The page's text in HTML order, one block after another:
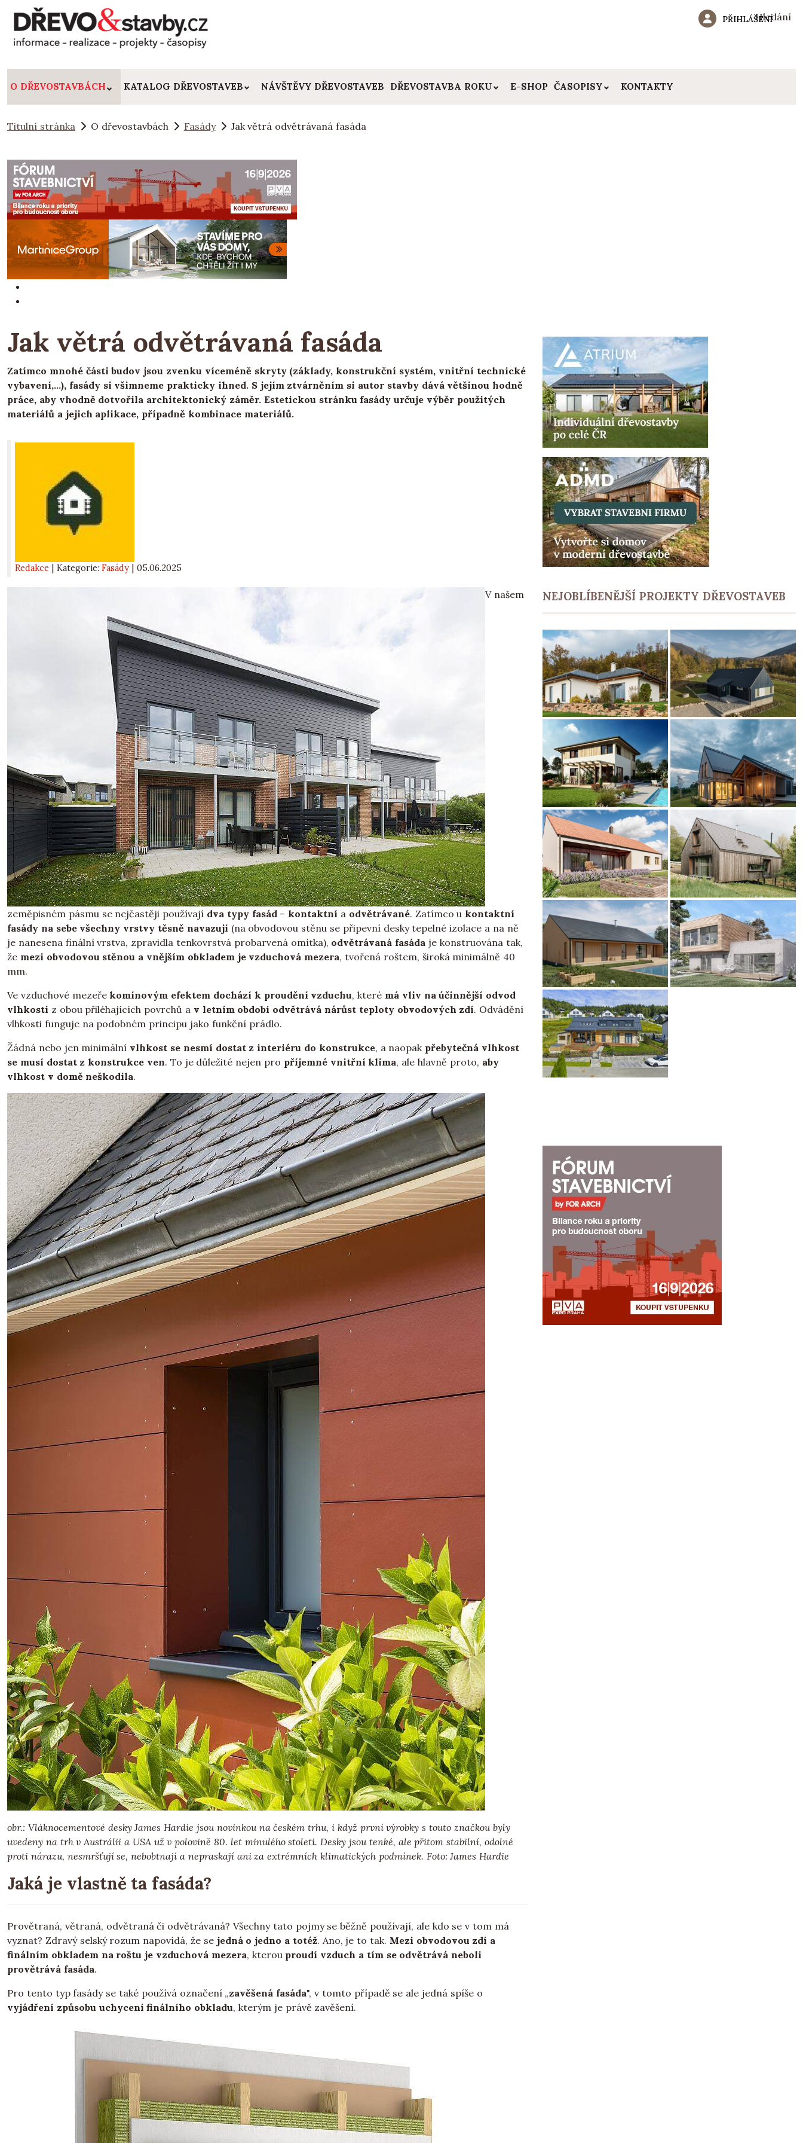
Hledání
PŘIHLÁŠENÍ
O DŘEVOSTAVBÁCH KATALOG DŘEVOSTAVEB NÁVŠTĚVY DŘEVOSTAVEB DŘEVOSTAVBA ROKU E-SHOP ČASOPISY KONTAKTY
Titulní stránka O dřevostavbách Fasády Jak větrá odvětrávaná fasáda
Jak větrá odvětrávaná fasáda
Zatímco mnohé části budov jsou zvenku víceméně skryty (základy, konstrukční systém, vnitřní technické
vybavení,...), fasády si všimneme prakticky ihned. S jejím ztvárněním si autor stavby dává většinou hodně
práce, aby vhodně dotvořila architektonický záměr. Estetickou stránku fasády určuje výběr použitých
materiálů a jejich aplikace, případně kombinace materiálů.
Redakce | Kategorie:Fasády |05.06.2025
V našem
zeměpisném pásmu se nejčastěji používají dva typy fasád–kontaktní a odvětrávané. Zatímco ukontaktní
fasády na sebe všechny vrstvy těsně navazují (na obvodovou stěnu se připevní desky tepelné izolace a na ně
je nanesena finální vrstva, zpravidla tenkovrstvá probarvená omítka), odvětrávaná fasáda je konstruována tak,
že mezi obvodovou stěnou a vnějším obkladem je vzduchová mezera, tvořená roštem, široká minimálně 40
mm.
Ve vzduchové mezeřekomínovým efektem dochází k proudění vzduchu, které má vliv na účinnější odvod
vlhkosti z obou přiléhajících povrchů a v letním období odvětrává nárůst teploty obvodových zdí. Odvádění
vlhkosti funguje na podobném principu jako funkční prádlo.
Žádná nebo jen minimální vlhkost se nesmí dostat z interiéru do konstrukce, a naopak přebytečná vlhkost
se musí dostat z konstrukce ven. To je důležité nejen pro příjemné vnitřní klima, ale hlavně proto, aby
vlhkost v domě neškodila.
obr.: Vláknocementové desky James Hardie jsou novinkou na českém trhu, i když první výrobky s touto značkou byly
uvedeny na trh v Austrálii a USA už v polovině 80. let minulého století. Desky jsou tenké, ale přitom stabilní, odolné
proti nárazu, nesmršťují se, nebobtnají a nepraskají ani za extrémních klimatických podmínek. Foto: James Hardie
Jaká je vlastně ta fasáda?
Provětraná, větraná, odvětraná či odvětrávaná? Všechny tato pojmy se běžně používají, ale kdo se v tom má
vyznat? Zdravý selský rozum napovídá, že se jedná o jedno a totéž. Ano, je to tak. Mezi obvodovou zdí a
finálním obkladem na roštu je vzduchová mezera, kterouproudí vzduch a tím se odvětrává neboli
provětrává fasáda.
Pro tento typ fasády se také používá označení „zavěšená fasáda", v tomto případě se ale jedná spíše o
vyjádření způsobu uchycení finálního obkladu, kterým je právě zavěšení.
NEJOBLÍBENĚJŠÍ PROJEKTY DŘEVOSTAVEB